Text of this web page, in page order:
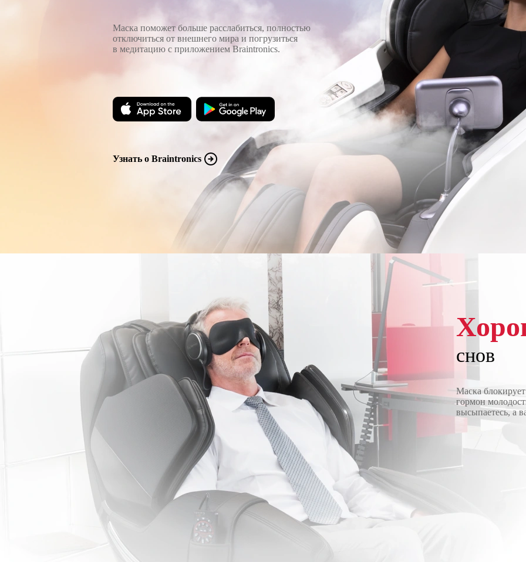
Маска поможет больше расслабиться, полностью
отключиться от внешнего мира и погрузиться
в медитацию с приложением Braintronics.
Узнать о Braintronics
снов
Маска
гормон
высыпаетесь, а